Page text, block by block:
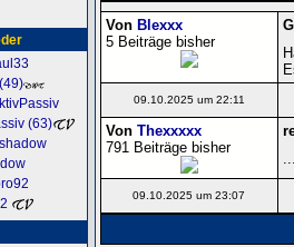
(63)
Von Blexxx
5 Beiträge bisher
09.10.2025 um 22:11
Von Thexxxxx
791 Beiträge bisher
09.10.2025 um 23:07